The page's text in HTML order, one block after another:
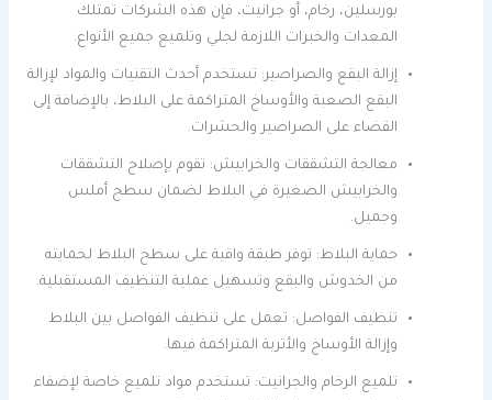
بورسلين، رخام، أو جرانيت، فإن هذه الشركات تمتلك
المعدات والخبرات اللازمة لجلي وتلميع جميع الأنواع.
إزالة البقع والصراصير: تستخدم أحدث التقنيات والمواد لإزالة
البقع الصعبة والأوساخ المتراكمة على البلاط، بالإضافة إلى
القضاء على الصراصير والحشرات.
معالجة التشققات والخرابيش: تقوم بإصلاح التشققات
والخرابيش الصغيرة في البلاط لضمان سطح أملس
وجميل.
حماية البلاط: توفر طبقة واقية على سطح البلاط لحمايته
من الخدوش والبقع وتسهيل عملية التنظيف المستقبلية.
تنظيف الفواصل: تعمل على تنظيف الفواصل بين البلاط
وإزالة الأوساخ والأتربة المتراكمة فيها.
تلميع الرخام والجرانيت: تستخدم مواد تلميع خاصة لإضفاء